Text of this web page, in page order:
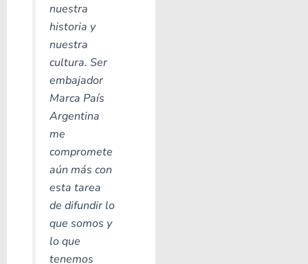
nuestra
historia y
nuestra
cultura. Ser
embajador
Marca País
Argentina
me
compromete
aún más con
esta tarea
de difundir lo
que somos y
lo que
tenemos